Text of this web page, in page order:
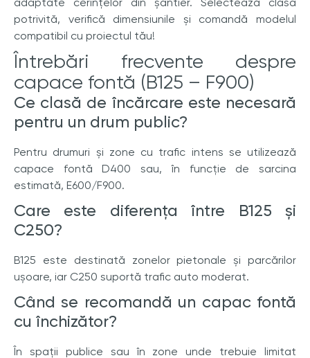
potrivită, verifică dimensiunile și comandă modelul
compatibil cu proiectul tău!
Întrebări frecvente despre
capace fontă (B125 – F900)
Ce clasă de încărcare este necesară
pentru un drum public?
Pentru drumuri și zone cu trafic intens se utilizează
capace fontă D400 sau, în funcție de sarcina
estimată, E600/F900.
Care este diferența între B125 și
C250?
B125 este destinată zonelor pietonale și parcărilor
ușoare, iar C250 suportă trafic auto moderat.
Când se recomandă un capac fontă
cu închizător?
În spații publice sau în zone unde trebuie limitat